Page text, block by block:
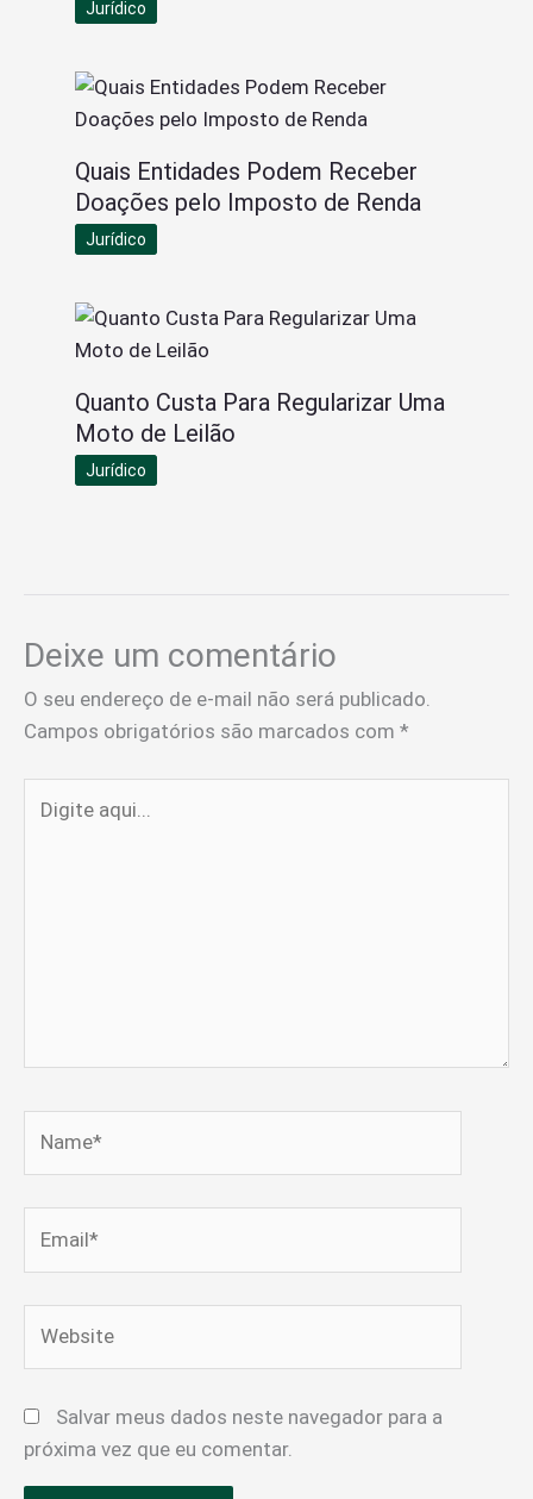
Jurídico
Quais Entidades Podem Receber
Doações pelo Imposto de Renda
Jurídico
Quanto Custa Para Regularizar Uma
Moto de Leilão
Jurídico
Deixe um comentário
O seu endereço de e-mail não será publicado.
Campos obrigatórios são marcados com *
aqui...
Salvar meus dados neste navegador para a
próxima vez que eu comentar.